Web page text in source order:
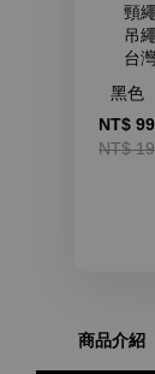
頸
吊
台
NT$ 99
NT$
商品介紹